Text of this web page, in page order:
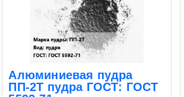
Алюминиевая пудра
ПП-2Т пудра ГОСТ: ГОСТ